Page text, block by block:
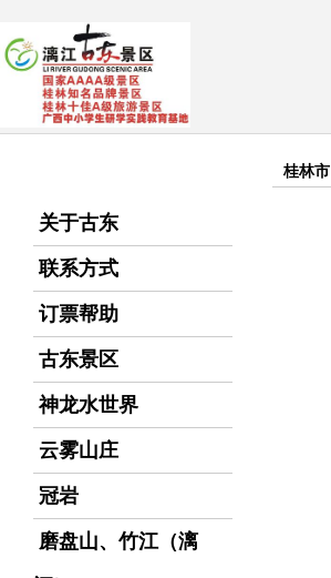
关于古东
联系方式
订票帮助
古东景区
神龙水世界
云雾山庄
冠岩
磨盘山、竹江（漓
桂林市